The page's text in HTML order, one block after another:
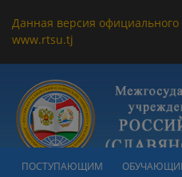
Данная версия
www.rtsu.tj
ПОСТУПАЮЩИМ